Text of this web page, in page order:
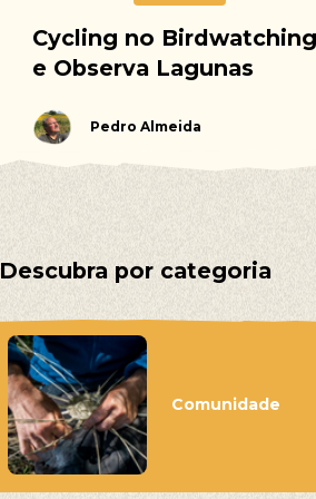
Cycling no Birdwatching
e Observa Lagunas
Pedro Almeida
Descubra por categoria
Comunidade
Trilhos